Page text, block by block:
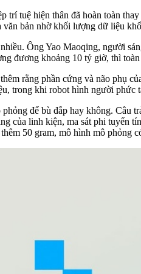
trí tuệ hiện thân đã hoàn toàn
bản nhờ khối lượng dữ liệu
Ông Yao Maoqing, người
đương khoảng 10 tỷ giờ, thì
rằng phần cứng và não phụ
trong khi robot hình người
để bù đắp hay không.
của linh kiện, ma sát phi tuyến
50 gram, mô hình mô phỏng